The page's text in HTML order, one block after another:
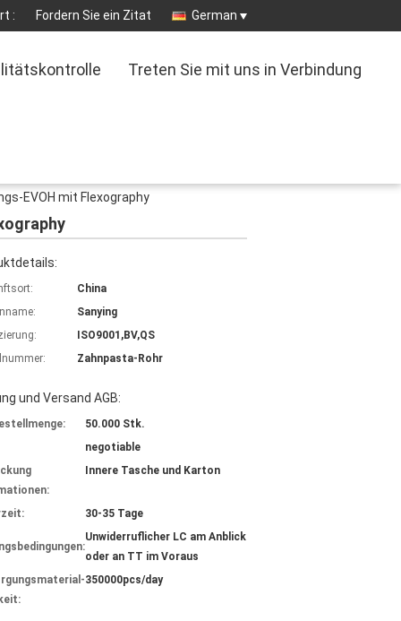
: Fordern Sie ein Zitat German
Treten Sie mit uns in Verbindung
EVOH mit Flexography
China
Sanying
ISO9001,BV,QS
Zahnpasta-Rohr
und Versand AGB:
50.000 Stk.
negotiable
Innere Tasche und Karton
30-35 Tage
Unwiderruflicher LC am Anblick
oder an TT im Voraus
350000pcs/day